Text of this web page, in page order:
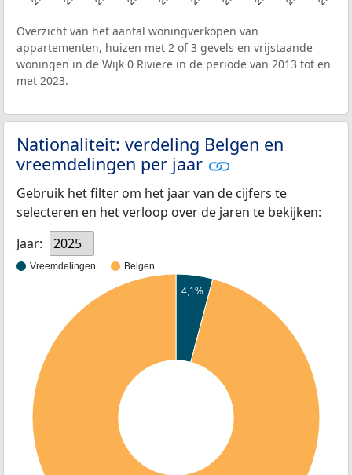
Overzicht van het aantal woningverkopen van
appartementen, huizen met 2 of 3 gevels en vrijstaande
woningen in de Wijk 0 Riviere in de periode van 2013 tot en
met 2023.
Nationaliteit: verdeling Belgen en
vreemdelingen per jaar
Gebruik het filter om het jaar van de cijfers te
selecteren en het verloop over de jaren te bekijken:
Jaar:
2025
Vreemdelingen Belgen
4,1%